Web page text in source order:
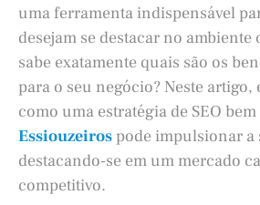
uma ferramenta indispensável
desejam se destacar no ambiente
sabe exatamente quais são os
para o seu negócio? Neste
como uma estratégia de SEO
Essiouzeiros pode impulsionar a
destacando-se em um mercado
competitivo.